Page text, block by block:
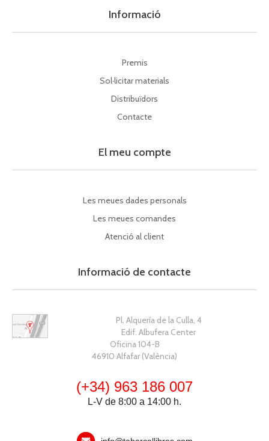
Informació
Premis
Sol·licitar materials
Distribuïdors
Contacte
El meu compte
Les meues dades personals
Les meues comandes
Atenció al client
Informació de contacte
Pl. Alquería de la Culla, 4
Edif. Albufera Center
Oficina 104-B
46910 Alfafar (València)
(+34) 963 186 007
L-V de 8:00 a 14:00 h.